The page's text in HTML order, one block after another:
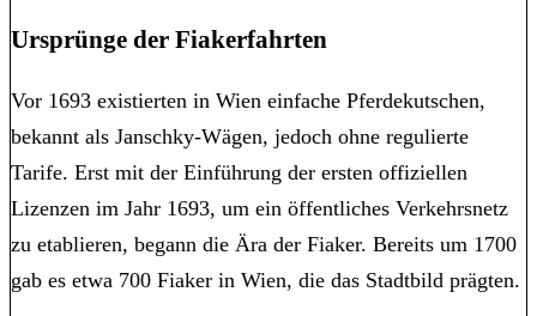
Ursprünge der Fiakerfahrten
Vor 1693 existierten in Wien einfache Pferdekutschen,
bekannt als Janschky-Wägen, jedoch ohne regulierte
Tarife. Erst mit der Einführung der ersten offiziellen
Lizenzen im Jahr 1693, um ein öffentliches Verkehrsnetz
zu etablieren, begann die Ära der Fiaker. Bereits um 1700
gab es etwa 700 Fiaker in Wien, die das Stadtbild prägten.